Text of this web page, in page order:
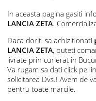
In aceasta pagina gasiti
LANCIA ZETA.
Daca doriti sa achizitionati
LANCIA ZETA, puteti
livrate prin curierat in
Va rugam sa dati click pe
solicitarea Dvs.! Avem de
pentru toate marcile.